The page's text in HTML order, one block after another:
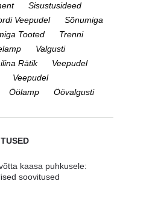
Sisustusideed
Veepudel
Sõnumiga
Tooted
Trenni
Valgusti
Rätik
Veepudel
Veepudel
Öölamp Öövalgusti
kaasa puhkusele:
soovitused